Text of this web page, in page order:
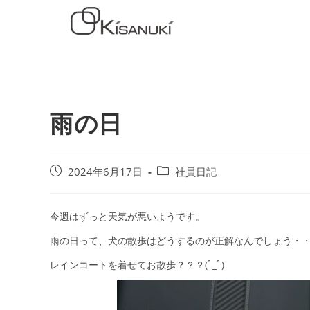
雨の日
2024年6月17日 社員日記
今週はずっと天気が悪いようです。
雨の日って、犬の散歩はどうするのが正解なんでしょう・
レインコートを着せてお散歩？？？(ﾟ_ﾟ)